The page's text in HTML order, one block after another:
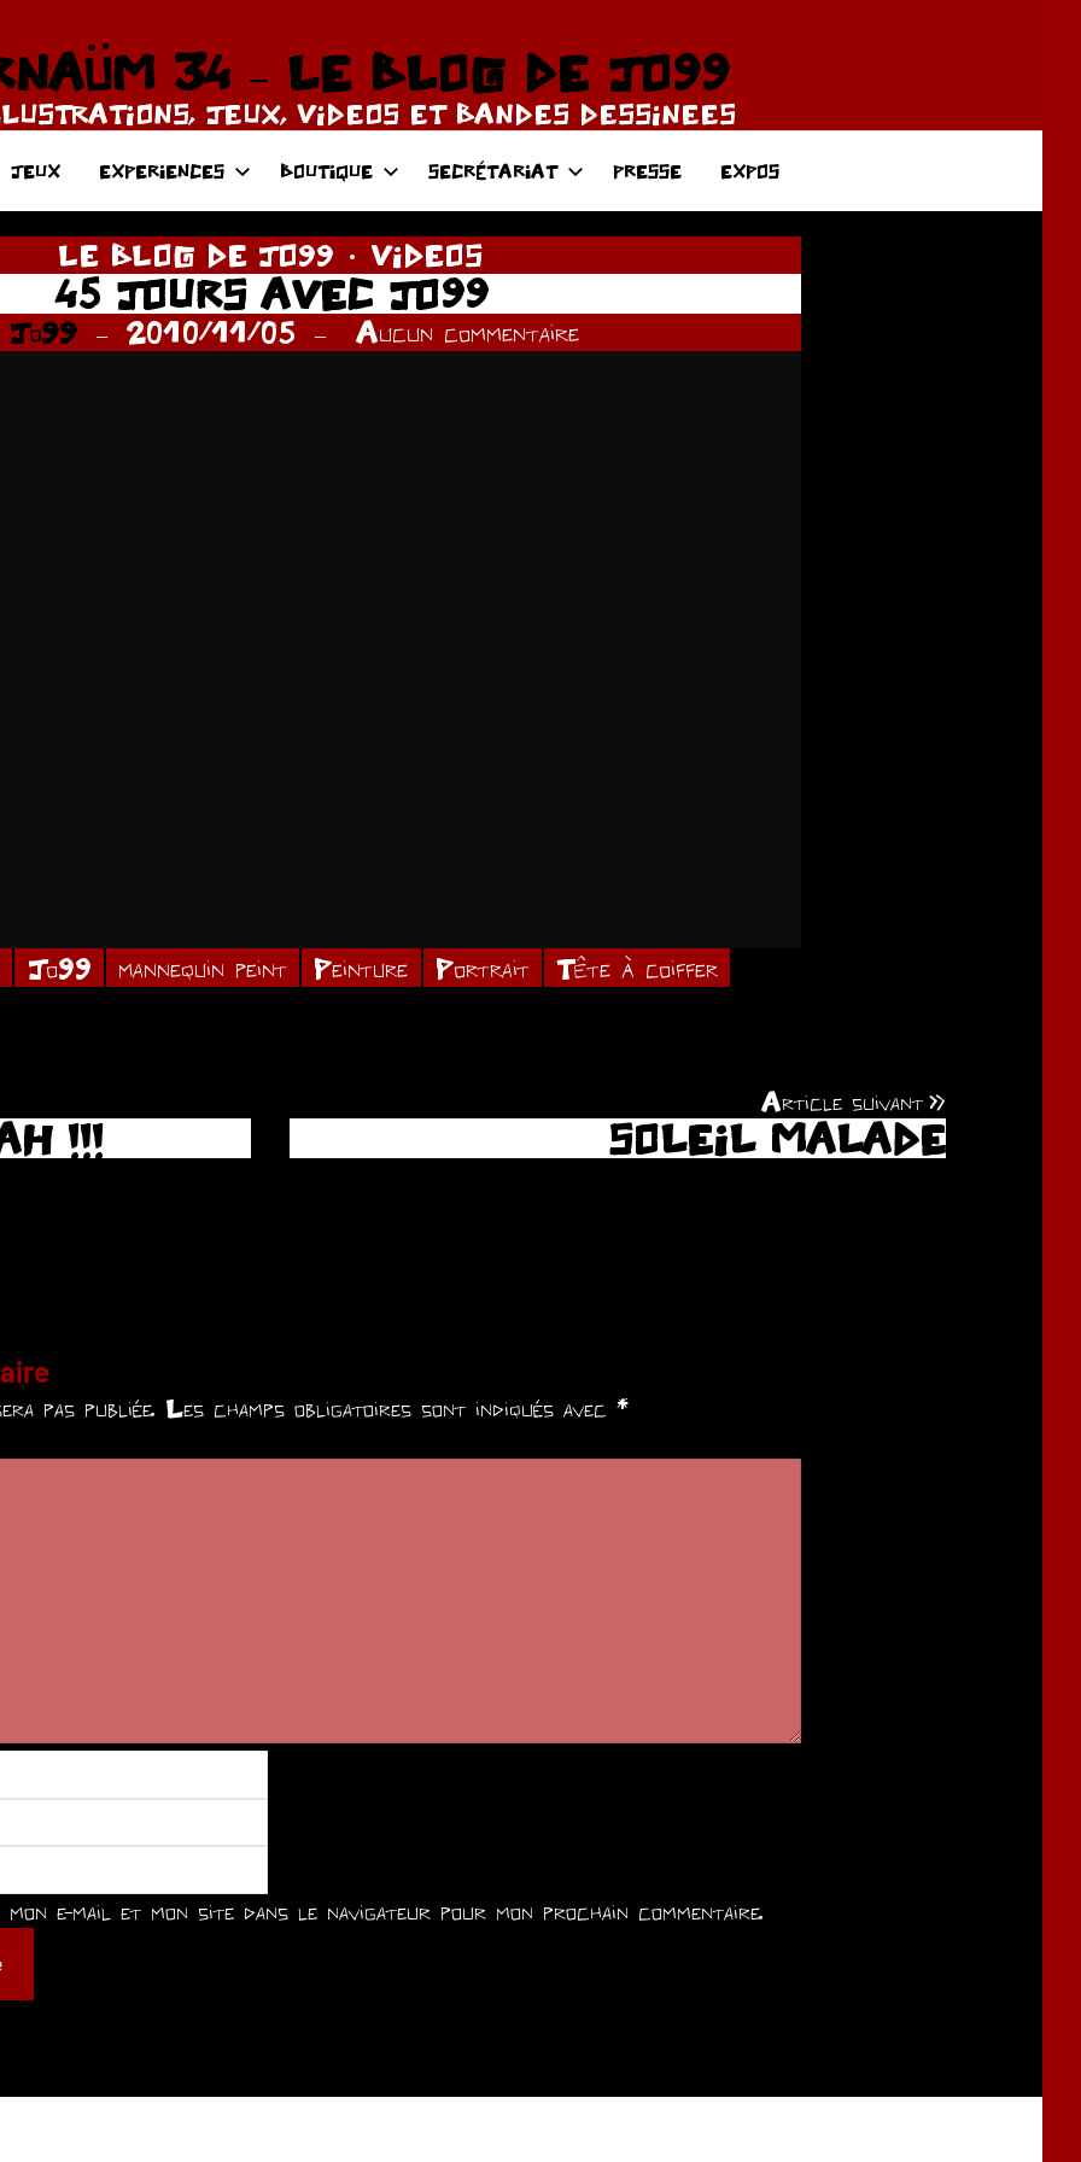
34 – LE BLOG DE JO99
JEUX, VIDEOS ET BANDES DESSINEES
JEUX EXPERIENCES BOUTIQUE SECRÉTARIAT PRESSE EXPOS
LE BLOG DE JO99 VIDEOS
45 JOURS AVEC JO99
Jo99 2010/11/05 Aucun commentaire
Jo99 mannequin peint Peinture Portrait Tête à coiffer
!!!
Article suivant
SOLEIL MALADE
pas publiée. Les champs obligatoires sont indiqués avec *
e-mail et mon site dans le navigateur pour mon prochain commentaire.